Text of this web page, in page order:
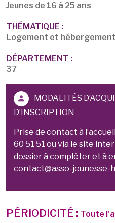
Jeunes de 16 à 25 ans
THÉMATIQUE :
Logement et hébergement
DÉPARTEMENT :
37
MODALITÉS
D’INSCRIPTION
Prise de contact à
60 51 51 ou via le site
dossier à compléter et à
contact@asso-jeunesse-
PÉRIODICITÉ : Toute